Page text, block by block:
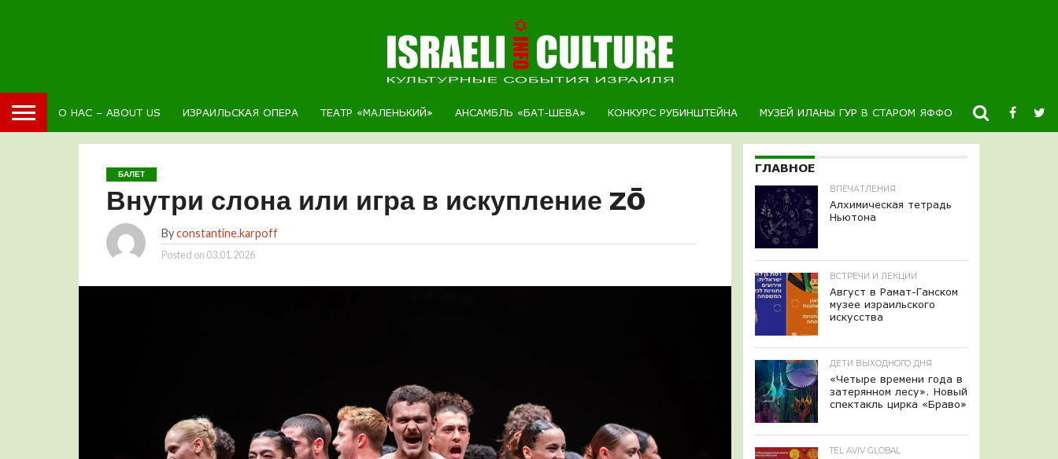
О НАС – ABOUT US ИЗРАИЛЬСКАЯ ОПЕРА ТЕАТР «МАЛЕНЬКИЙ» АНСАМБЛЬ «БАТ-ШЕВА» КОНКУРС РУБИНШТЕЙНА МУЗЕЙ ИЛАНЫ ГУР В СТАРОМ ЯФФО НОВОСТИ
БАЛЕТ
Внутри слона или игра в искупление ZŌ
Byconstantine.karpoff
Posted on 03.01.2026
ГЛАВНОЕ
ВПЕЧАТЛЕНИЯ
Алхимическая тетрадь
Ньютона
ВСТРЕЧИ И ЛЕКЦИИ
Август в Рамат-Ганском
музее израильского
искусства
ДЕТИ ВЫХОДНОГО ДНЯ
«Четыре времени года в
затерянном лесу». Новый
спектакль цирка «Браво»
TEL AVIV GLOBAL